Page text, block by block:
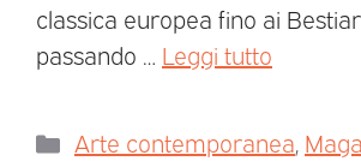
classica europea fino ai
passando … Leggi tutto
Arte contemporanea,